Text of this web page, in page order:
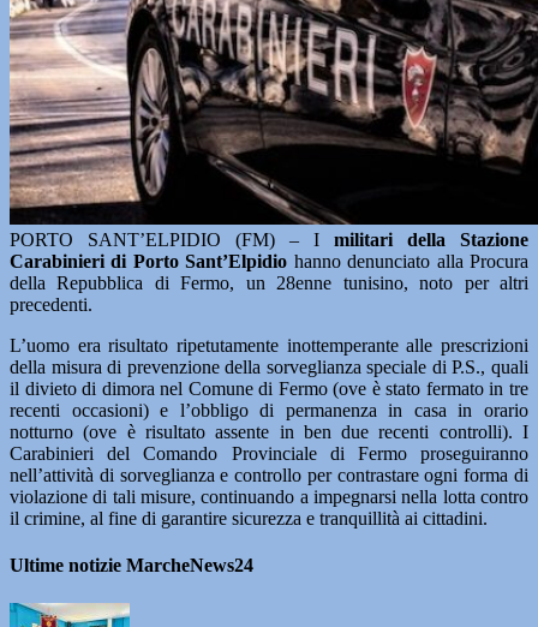
PORTO SANT’ELPIDIO (FM) – I militari della Stazione
Carabinieri di Porto Sant’Elpidio hanno denunciato alla Procura
della Repubblica di Fermo, un 28enne tunisino, noto per altri
precedenti.
L’uomo era risultato ripetutamente inottemperante alle prescrizioni
della misura di prevenzione della sorveglianza speciale di P.S., quali
il divieto di dimora nel Comune di Fermo (ove è stato fermato in tre
recenti occasioni) e l’obbligo di permanenza in casa in orario
notturno (ove è risultato assente in ben due recenti controlli). I
Carabinieri del Comando Provinciale di Fermo proseguiranno
nell’attività di sorveglianza e controllo per contrastare ogni forma di
violazione di tali misure, continuando a impegnarsi nella lotta contro
il crimine, al fine di garantire sicurezza e tranquillità ai cittadini.
Ultime notizie MarcheNews24